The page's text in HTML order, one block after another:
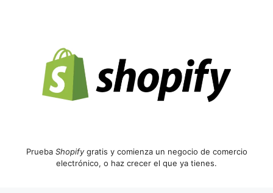
Prueba Shopifygratis y comienza un negocio de comercio
electrónico, o haz crecer el que ya tienes.